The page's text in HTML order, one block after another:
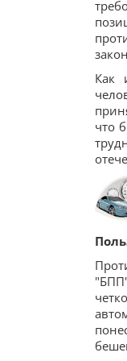
Как
что